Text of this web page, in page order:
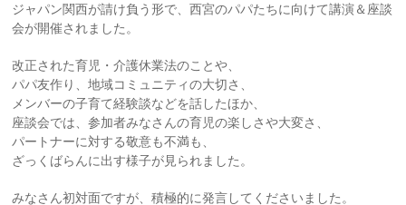
ジャパン関西が請け負う形で、西宮のパパたちに向けて講演＆座談
会が開催されました。
改正された育児・介護休業法のことや、
パパ友作り、地域コミュニティの大切さ、
メンバーの子育て経験談などを話したほか、
座談会では、参加者みなさんの育児の楽しさや大変さ、
パートナーに対する敬意も不満も、
ざっくばらんに出す様子が見られました。
みなさん初対面ですが、積極的に発言してくださいました。